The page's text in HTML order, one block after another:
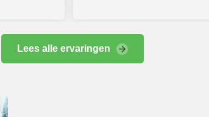
kosten.
Lees alle ervaringen